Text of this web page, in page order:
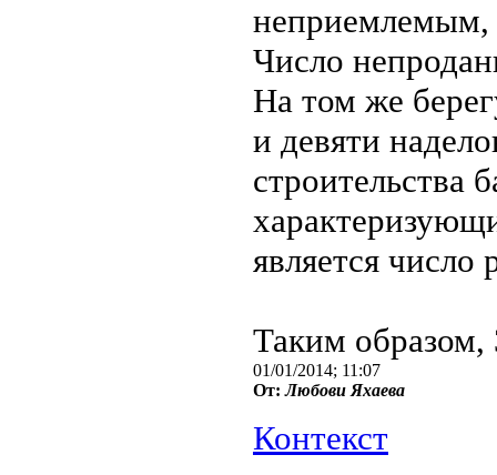
неприемлемым,
Число
На том же
и девяти
строительства
является число
Таким образом,
01/01/2014; 11:07
От:Любови Яхаевa
Контекст